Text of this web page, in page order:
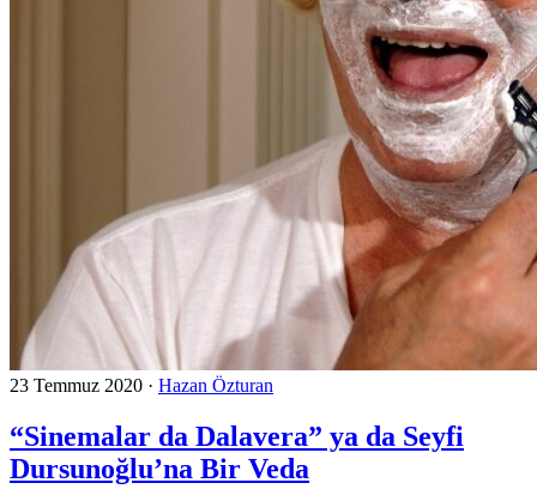
23 Temmuz 2020 · Hazan Özturan
“Sinemalar da Dalavera” ya da Seyfi
Dursunoğlu’na Bir Veda